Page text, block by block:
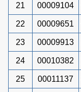
21 00009104
22 00009651
23 00009913
24 00010382
25 00011137